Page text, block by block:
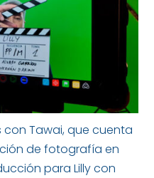
Tawai, que cuenta
de fotografía en
para Lilly con